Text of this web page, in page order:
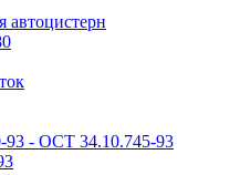
автоцистерн
- ОСТ 34.10.745-93